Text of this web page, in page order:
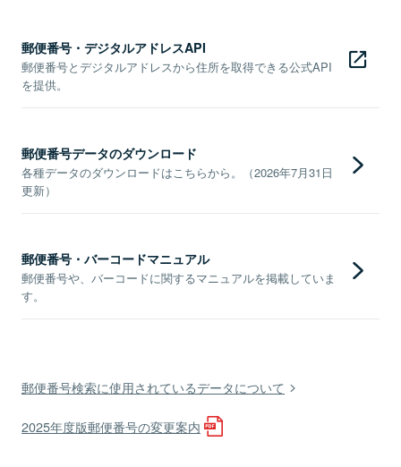
郵便番号・デジタルアドレスAPI
郵便番号とデジタルアドレスから住所を取得できる公式API
を提供。
郵便番号データのダウンロード
各種データのダウンロードはこちらから。（2026年7月31日
更新）
郵便番号・バーコードマニュアル
郵便番号や、バーコードに関するマニュアルを掲載していま
す。
郵便番号検索に使用されているデータについて
2025年度版郵便番号の変更案内